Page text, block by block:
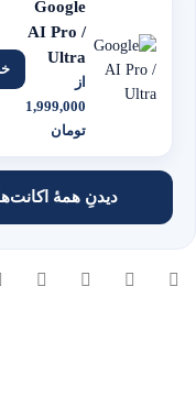
Google
AI Pro /
Ultra
از
1,999,000
تومان
دیدنِ همهٔ